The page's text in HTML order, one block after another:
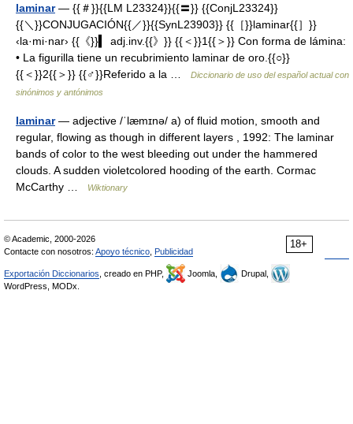
laminar— {{＃}}{{LM L23324}}{{〓}} {{ConjL23324}}
{{＼}}CONJUGACIÓN{{／}}{{SynL23903}} {{［}}laminar{{］}}
‹la·mi·nar› {{《}}▍ adj.inv.{{》}} {{＜}}1{{＞}} Con forma de lámina:
• La figurilla tiene un recubrimiento laminar de oro.{{○}}
{{＜}}2{{＞}} {{♂}}Referido a la …
Diccionario de uso del español actual con
sinónimos y antónimos
laminar— adjective /ˈlæmɪnə/ a) of fluid motion, smooth and
regular, flowing as though in different layers , 1992: The laminar
bands of color to the west bleeding out under the hammered
clouds. A sudden violetcolored hooding of the earth. Cormac
McCarthy …
Wiktionary
18+
© Academic, 2000-2026
Contacte con nosotros: Apoyo técnico Publicidad
Exportación Diccionarios , creado en PHP, Joomla,
Drupal,
WordPress, MODx.